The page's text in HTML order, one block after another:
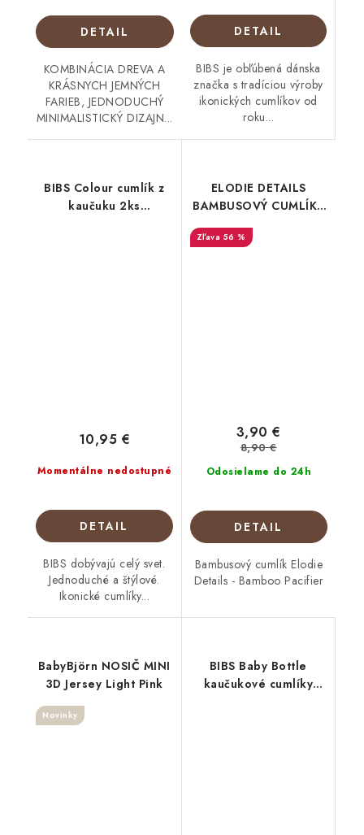
DETAIL
KOMBINÁCIA DREVA A
KRÁSNYCH JEMNÝCH
FARIEB, JEDNODUCHÝ
MINIMALISTICKÝ DIZAJN...
DETAIL
BIBS je obľúbená dánska
značka s tradíciou výroby
ikonických cumlíkov od
roku...
BIBS Colour cumlík z
kaučuku 2ks
Momentálne nedostupné
10,95 €
DETAIL
BIBS dobývajú celý svet.
Jednoduché a štýlové.
Ikonické cumlíky...
ELODIE DETAILS
BAMBUSOVÝ CUMLÍK -
BAMBOO PACIFIER -
Juniper Blue
56 %
Odosielame do 24h
3,90 €
8,90 €
DETAIL
Bambusový cumlík Elodie
Details - Bamboo Pacifier
BabyBjörn NOSIČ MINI
3D Jersey Light Pink
Novinky
BIBS Baby Bottle
kaučukové cumlíky